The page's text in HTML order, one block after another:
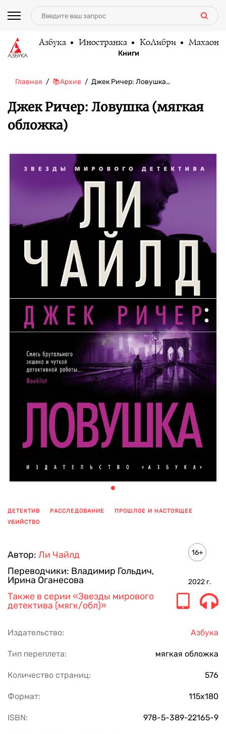
Азбука Иностранка КоЛибри Махаон
Книги
Главная 📚Архив Джек Ричер: Ловушка…
Джек Ричер: Ловушка (мягкая
обложка)
ДЕТЕКТИВ РАССЛЕДОВАНИЕ
ПРОШЛОЕ И НАСТОЯЩЕЕ
УБИЙСТВО
Автор: Ли Чайлд
Переводчики: Владимир Гольдич,
Ирина Оганесова
16+
2022 г.
Также в серии «Звезды мирового
детектива (мягк/обл)»
Издательство: Азбука
Тип переплета: мягкая обложка
Количество страниц: 576
Формат: 115х180
ISBN: 978-5-389-22165-9